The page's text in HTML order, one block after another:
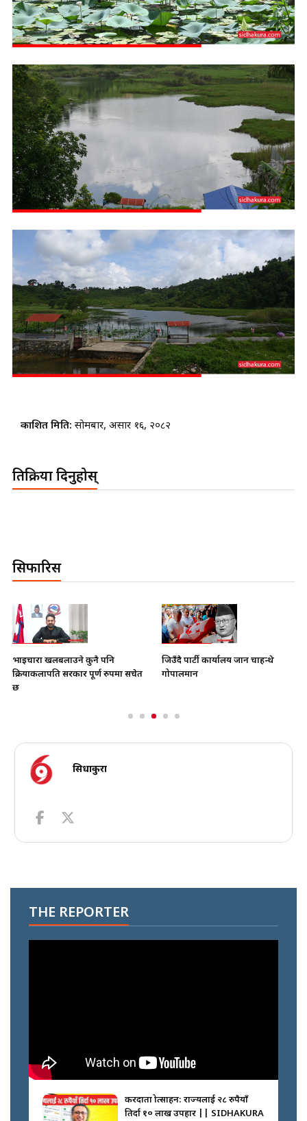
प्रकाशित मिति: सोमबार, असार १६, २०८२
प्रतिक्रिया दिनुहोस्
सिफारिस
भाइचारा खलबलाउने कुनै पनि
क्रियाकलापप्रति सरकार पूर्ण रुपमा सचेत
छ
जिउँदै पार्टी कार्यालय जान चाहन्थे
गोपालमान
सिधाकुरा
THE REPORTER
करदाता प्रोत्साहन: राज्यलाई २८ रुपैयाँ
तिर्दा १० लाख उपहार || SIDHAKURA